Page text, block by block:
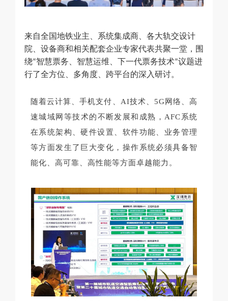
来自全国地铁业主、系统集成商、各大轨交设计
院、设备商和相关配套企业专家代表共聚一堂，围
绕“智慧票务、智慧运维、下一代票务技术”议题进
行了全方位、多角度、跨平台的深入研讨。
随着云计算、手机支付、AI技术、5G网络、高
速城域网等技术的不断发展和成熟，AFC系统
在系统架构、硬件设置、软件功能、业务管理
等方面发生了巨大变化，操作系统必须具备智
能化、高可靠、高性能等方面卓越能力。